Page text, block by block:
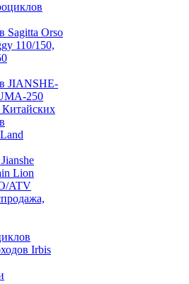
Sagitta Orso
110/150,
JIANSHE-
250
Китайских
Lion
ATV
Irbis